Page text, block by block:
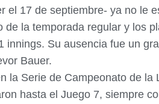
17 de septiembre- ya no le
la temporada regular y los
Su ausencia fue un
Bauer.
Serie de Campeonato de la
hasta el Juego 7, siempre